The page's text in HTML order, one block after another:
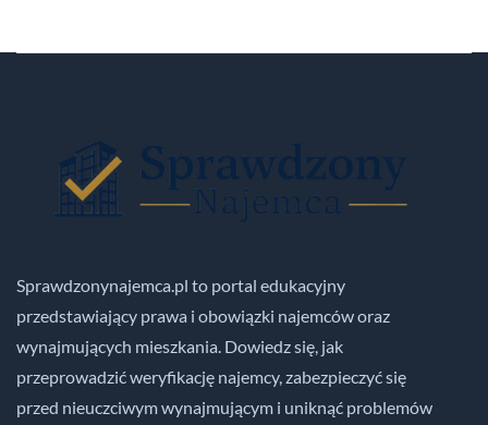
Sprawdzonynajemca.pl to portal edukacyjny
przedstawiający prawa i obowiązki najemców oraz
wynajmujących mieszkania. Dowiedz się, jak
przeprowadzić weryfikację najemcy, zabezpieczyć się
przed nieuczciwym wynajmującym i uniknąć problemów